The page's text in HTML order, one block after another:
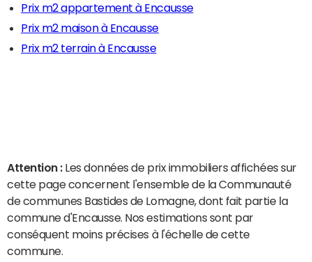
Prix m2 appartement à Encausse
Prix m2 maison à Encausse
Prix m2 terrain à Encausse
Attention : Les données de prix immobiliers affichées sur
cette page concernent l'ensemble de la Communauté
de communes Bastides de Lomagne, dont fait partie la
commune d'Encausse. Nos estimations sont par
conséquent moins précises à l'échelle de cette
commune.